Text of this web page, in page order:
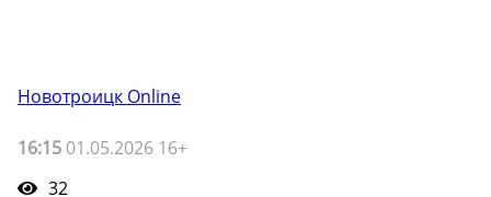
Новотроицк Online
16:15 01.05.2026 16+
32